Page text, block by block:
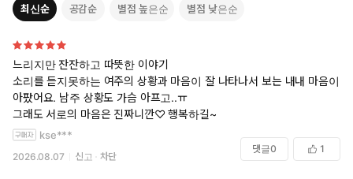
최신순 공감순 별점 높은순 별점 낮은순
느리지만 잔잔하고 따뜻한 이야기
소리를 듣지못하는 여주의 상황과 마음이 잘 나타나서 보는 내내 마음이
아팠어요. 남주 상황도 가슴 아프고..ㅠ
그래도 서로의 마음은 진짜니깐♡ 행복하길~
kse***
2026.08.07 신고 차단
댓글0 1